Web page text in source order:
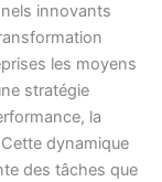
innovants
les moyens
stratégie
la
dynamique
des tâches que